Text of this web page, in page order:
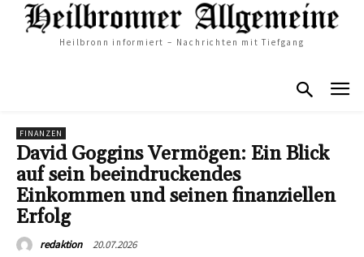
Heilbronn informiert – Nachrichten mit Tiefgang
FINANZEN
David Goggins Vermögen: Ein Blick
auf sein beeindruckendes
Einkommen und seinen finanziellen
Erfolg
redaktion 20.07.2026